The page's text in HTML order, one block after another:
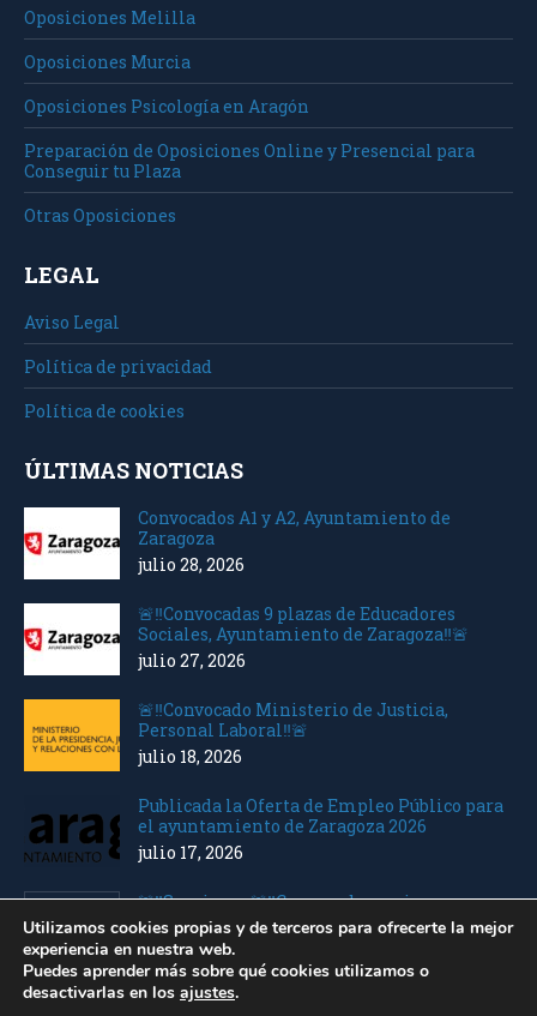
Oposiciones Melilla
Oposiciones Murcia
Oposiciones Psicología en Aragón
Preparación de Oposiciones Online y Presencial para
Conseguir tu Plaza
Otras Oposiciones
LEGAL
Aviso Legal
Política de privacidad
Política de cookies
ÚLTIMAS NOTICIAS
Convocados A1 y A2, Ayuntamiento de
Zaragoza
julio 28, 2026
🚨‼️Convocadas 9 plazas de Educadores
Sociales, Ayuntamiento de Zaragoza‼️🚨
julio 27, 2026
🚨‼️Convocado Ministerio de Justicia,
Personal Laboral‼️🚨
julio 18, 2026
Publicada la Oferta de Empleo Público para
el ayuntamiento de Zaragoza 2026
julio 17, 2026
🚨‼️Seguimos 🚨‼️Convocados varios
Ministerios Personal Laboral
julio 10, 2026
Utilizamos cookies propias y de terceros para ofrecerte la mejor
experiencia en nuestra web.
Puedes aprender más sobre qué cookies utilizamos o
desactivarlas en los ajustes.